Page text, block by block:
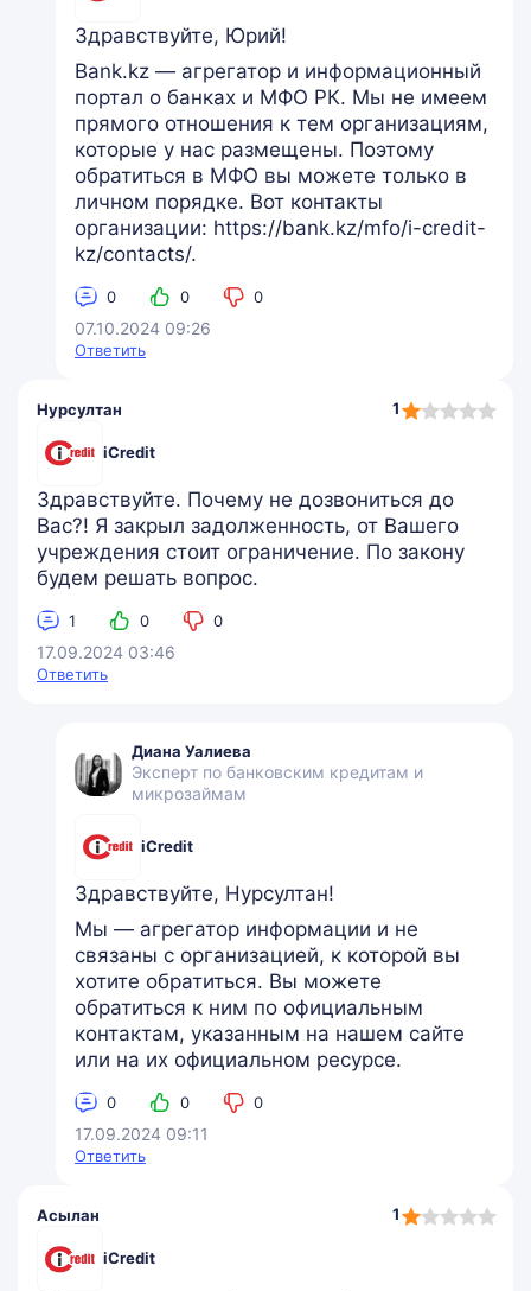
Здравствуйте, Юрий!
Bank.kz — агрегатор и информационный
портал о банках и МФО РК. Мы не имеем
прямого отношения к тем организациям,
которые у нас размещены. Поэтому
обратиться в МФО вы можете только в
личном порядке. Вот контакты
организации: https://bank.kz/mfo/i-credit-
kz/contacts/.
0 0 0
07.10.2024 09:26
Ответить
Нурсултан
iCredit
1
1,0
Здравствуйте. Почему не дозвониться до
Вас?! Я закрыл задолженность, от Вашего
учреждения стоит ограничение. По закону
будем решать вопрос.
1 0 0
17.09.2024 03:46
Ответить
Диана Уалиева
Эксперт по банковским кредитам и
микрозаймам
iCredit
Здравствуйте, Нурсултан!
Мы — агрегатор информации и не
связаны с организацией, к которой вы
хотите обратиться. Вы можете
обратиться к ним по официальным
контактам, указанным на нашем сайте
или на их официальном ресурсе.
0 0 0
17.09.2024 09:11
Ответить
Асылан
iCredit
1
1,0